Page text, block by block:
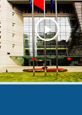
Play
Video